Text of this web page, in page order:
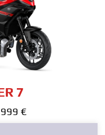
7
€